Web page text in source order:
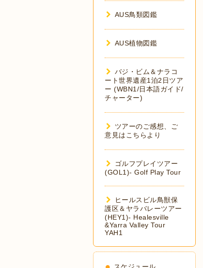
AUS鳥類図鑑
AUS植物図鑑
バジ・ビム＆ナラコ
ート世界遺産1泊2日ツア
ー (WBN1/日本語ガイド/
チャーター)
ツアーのご感想、ご
意見はこちらより
ゴルフプレイツアー
(GOL1)- Golf Play Tour
ヒールスビル鳥獣保
護区＆ヤラバレーツアー
(HEY1)- Healesville
&Yarra Valley Tour
YAH1